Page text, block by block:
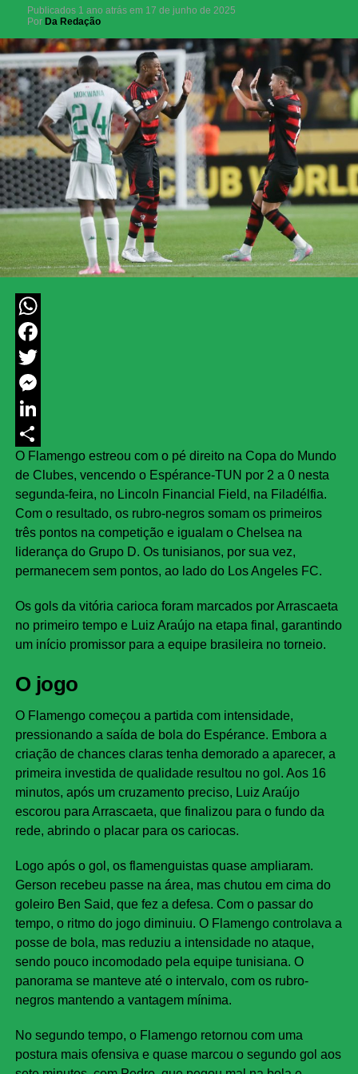
Publicados 1 ano atrás em 17 de junho de 2025
Por Da Redação
WhatsApp
Facebook
Twitter
Messenger
LinkedIn
Share
O Flamengo estreou com o pé direito na Copa do Mundo
de Clubes, vencendo o Espérance-TUN por 2 a 0 nesta
segunda-feira, no Lincoln Financial Field, na Filadélfia.
Com o resultado, os rubro-negros somam os primeiros
três pontos na competição e igualam o Chelsea na
liderança do Grupo D. Os tunisianos, por sua vez,
permanecem sem pontos, ao lado do Los Angeles FC.
Os gols da vitória carioca foram marcados por Arrascaeta
no primeiro tempo e Luiz Araújo na etapa final, garantindo
um início promissor para a equipe brasileira no torneio.
O jogo
O Flamengo começou a partida com intensidade,
pressionando a saída de bola do Espérance. Embora a
criação de chances claras tenha demorado a aparecer, a
primeira investida de qualidade resultou no gol. Aos 16
minutos, após um cruzamento preciso, Luiz Araújo
escorou para Arrascaeta, que finalizou para o fundo da
rede, abrindo o placar para os cariocas.
Logo após o gol, os flamenguistas quase ampliaram.
Gerson recebeu passe na área, mas chutou em cima do
goleiro Ben Said, que fez a defesa. Com o passar do
tempo, o ritmo do jogo diminuiu. O Flamengo controlava a
posse de bola, mas reduziu a intensidade no ataque,
sendo pouco incomodado pela equipe tunisiana. O
panorama se manteve até o intervalo, com os rubro-
negros mantendo a vantagem mínima.
No segundo tempo, o Flamengo retornou com uma
postura mais ofensiva e quase marcou o segundo gol aos